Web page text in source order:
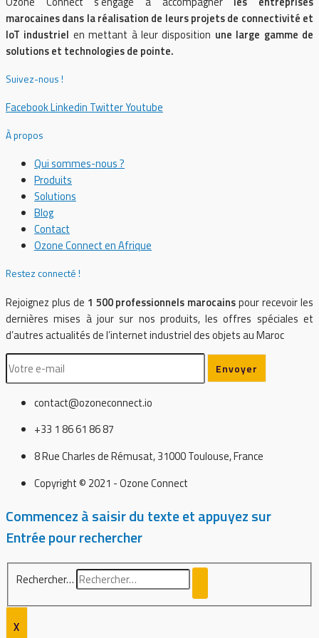
marocaines dans la réalisation de leurs projets de connectivité et
IoT industriel en mettant à leur disposition une large gamme de
solutions et technologies de pointe.
Suivez-nous !
FacebookLinkedin TwitterYoutube
À propos
Qui sommes-nous ?
Produits
Solutions
Blog
Contact
Ozone Connect en Afrique
Restez connecté !
Rejoignez plus de 1 500 professionnels marocainspour recevoir les
dernières mises à jour sur nos produits, les offres spéciales et
d’autres actualités de l’internet industriel des objets au Maroc
contact@ozoneconnect.io
+33 1 86 61 86 87
8 Rue Charles de Rémusat, 31000 Toulouse, France
Copyright © 2021 - Ozone Connect
Commencez à saisir du texte et appuyez sur
Entrée pour rechercher
Rechercher…
X